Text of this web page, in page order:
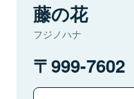
藤の花
フジノハナ
999-7602